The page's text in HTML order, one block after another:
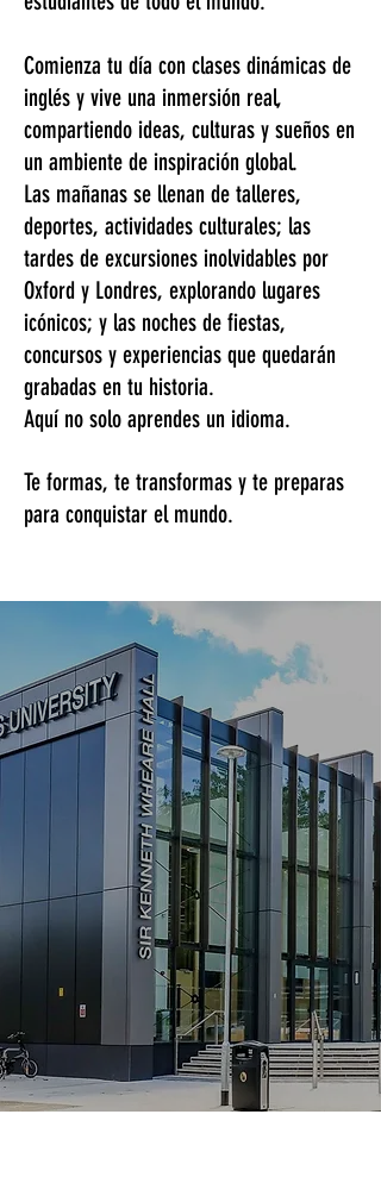
Comienza tu día con clases dinámicas de
inglés y vive una inmersión real,
compartiendo ideas, culturas y sueños en
un ambiente de inspiración global.
Las mañanas se llenan de talleres,
deportes, actividades culturales; las
tardes de excursiones inolvidables por
Oxford y Londres, explorando lugares
icónicos; y las noches de fiestas,
concursos y experiencias que quedarán
grabadas en tu historia.
Aquí no solo aprendes un idioma.
Te formas, te transformas y te preparas
para conquistar el mundo.